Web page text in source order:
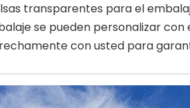
transparentes para el
se pueden personalizar
con usted para